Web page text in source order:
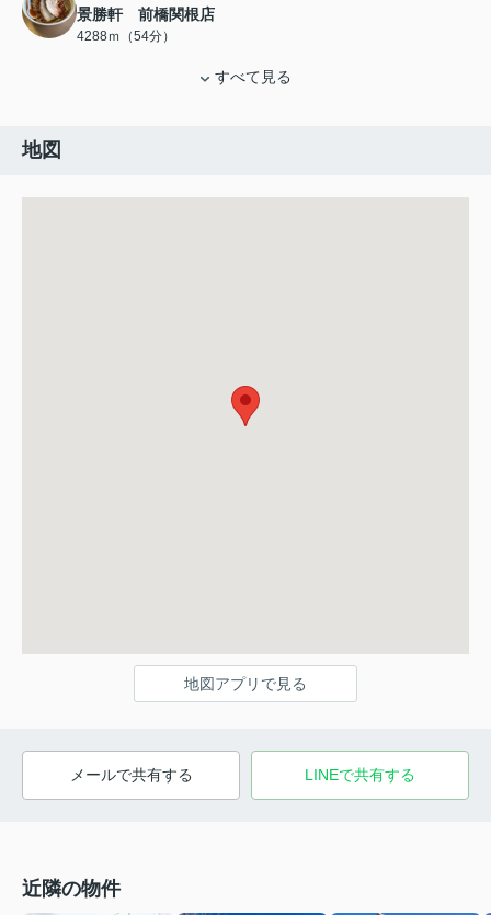
景勝軒 前橋関根店
4288ｍ（54分）
すべて見る
地図
地図アプリで見る
メールで共有する LINEで共有する
近隣の物件